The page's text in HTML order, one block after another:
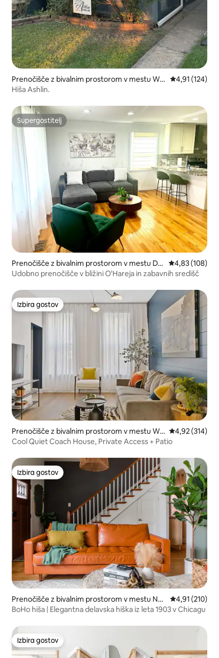
Prenočišče z bivalnim prostorom v mestu Whi
ting
Povprečna
4,91 (124)
Hiša Ashlin.
Supergostitelj
Supergostitelj
Prenočišče z bivalnim prostorom v mestu De
s Plaines
Povprečna
4,83 (108)
Udobno prenočišče v bližini O'Hareja in zabavnih središč
Izbira gostov
Izbira gostov
Prenočišče z bivalnim prostorom v mestu Wic
ker Park
Povprečna
4,92 (314)
Cool Quiet Coach House, Private Access + Patio
Izbira gostov
Izbira gostov
Prenočišče z bivalnim prostorom v mestu Nor
th Side
Povprečna
4,91 (210)
BoHo hiša | Elegantna delavska hiška iz leta 1903 v Chicagu
Izbira gostov
Izbira gostov